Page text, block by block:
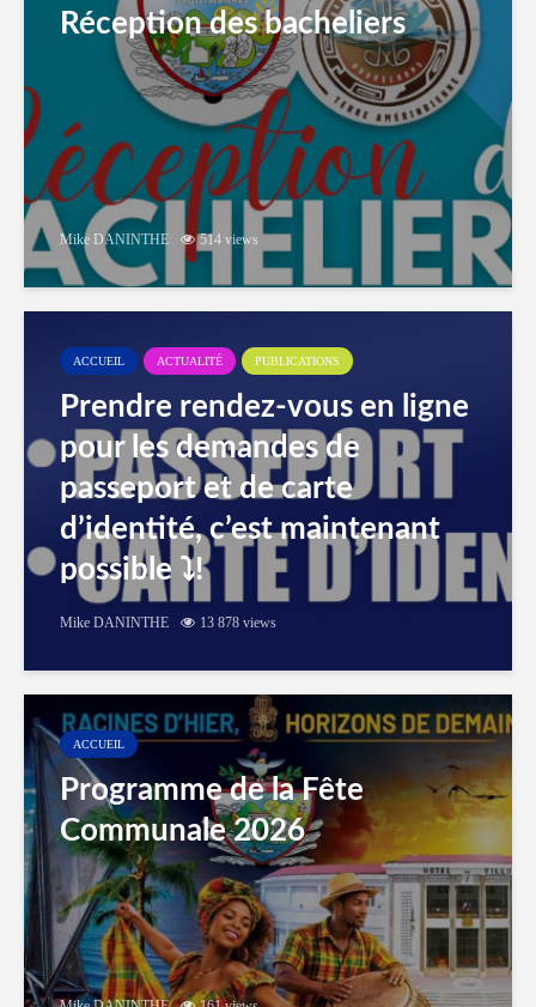
Réception des bacheliers
Mike DANINTHE 514 views
ACCUEIL ACTUALITÉ PUBLICATIONS
Prendre rendez-vous en ligne
pour les demandes de
passeport et de carte
d’identité, c’est maintenant
possible ⤵️!
Mike DANINTHE 13 878 views
ACCUEIL
Programme de la Fête
Communale 2026